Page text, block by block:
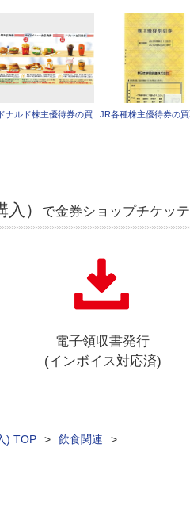
ナルド株主優待券の買
JR各種株主優待券の
） で金券ショップチケッ
電子領収書発行
(インボイス対応済)
) TOP > 飲食関連
>